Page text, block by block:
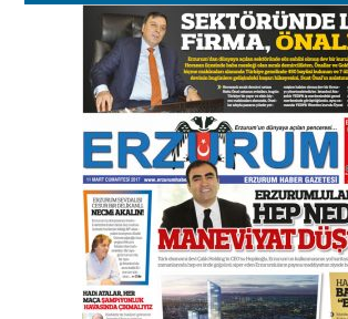
Murat Şahsuvaroğlu ERKON’da
çıtayı yukarı taşırken,
yönetimdekiler aşağı
çekmemeli!
17 Şubat 2026 SalıOrhan BOZKURT
Bir fotoğraf, bir şehir, bir
gazeteci… Dizginler kimin
elinde?
31 Mart 2026 Salı
A. Berhan Yılmaz
BİR BÖLÜM DEĞİL, BİR ÖMÜR
SEÇİYORSUNUZ… “NEDEN
ATATÜRK ÜNİVERSİTESİ?”
28 Temmuz 2026 Salı
Ahmet Gökhan YAZICI